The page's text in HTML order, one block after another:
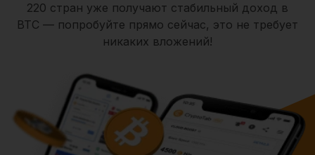
220 стран уже получают стабильный доход в
BTC — попробуйте прямо сейчас, это не требует
никаких вложений!